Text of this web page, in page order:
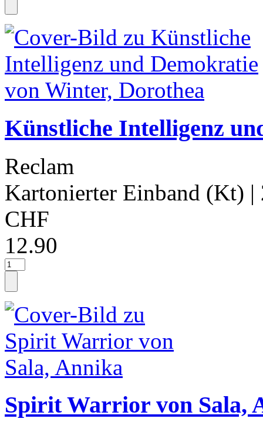
Künstliche Intelligenz
Reclam
Kartonierter Einband (Kt) |
CHF
12.90
Spirit Warrior von Sala,